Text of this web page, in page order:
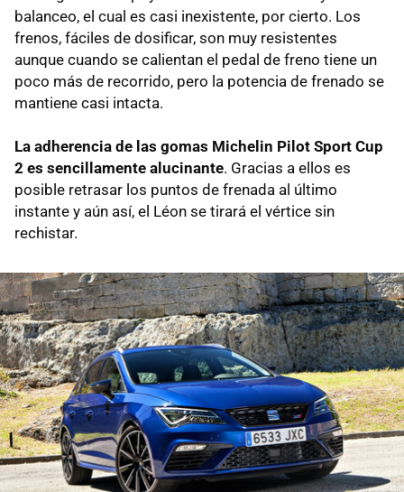
balanceo, el cual es casi inexistente, por cierto. Los
frenos, fáciles de dosificar, son muy resistentes
aunque cuando se calientan el pedal de freno tiene un
poco más de recorrido, pero la potencia de frenado se
mantiene casi intacta.
La adherencia de las gomas Michelin Pilot Sport Cup
2 es sencillamente alucinante. Gracias a ellos es
posible retrasar los puntos de frenada al último
instante y aún así, el Léon se tirará el vértice sin
rechistar.